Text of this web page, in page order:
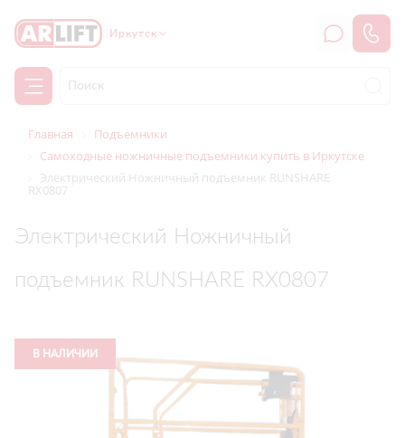
Иркутск
Главная
Подъёмники
Самоходные ножничные подъемники купить в Иркутске
Электрический Ножничный подъемник RUNSHARE
RX0807
Электрический Ножничный
подъемник RUNSHARE RX0807
В НАЛИЧИИ